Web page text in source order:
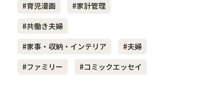
夫婦
#育児漫画
#家計管理
#共働き夫婦
#家事・収納・インテリア
#夫婦
#ファミリー
#コミックエッセイ